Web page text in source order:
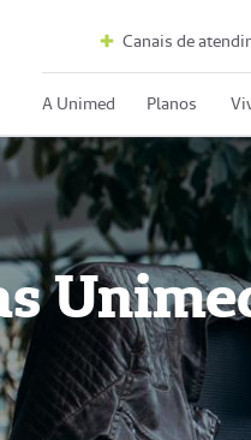
Canais de
A Unimed Planos